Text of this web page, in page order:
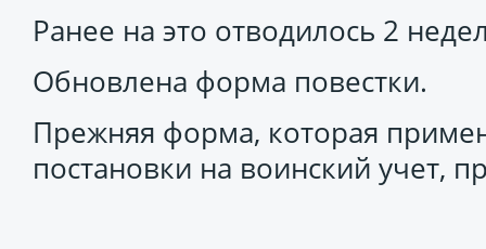
Ранее на это отводилось 2
Обновлена форма повестки.
Прежняя форма, которая
постановки на воинский учет,